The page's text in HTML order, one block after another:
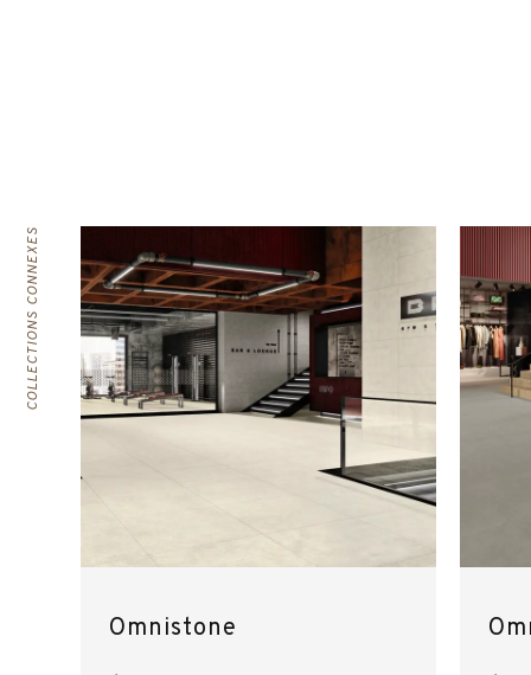
COLLECTIONS CONNEXES
Omnistone